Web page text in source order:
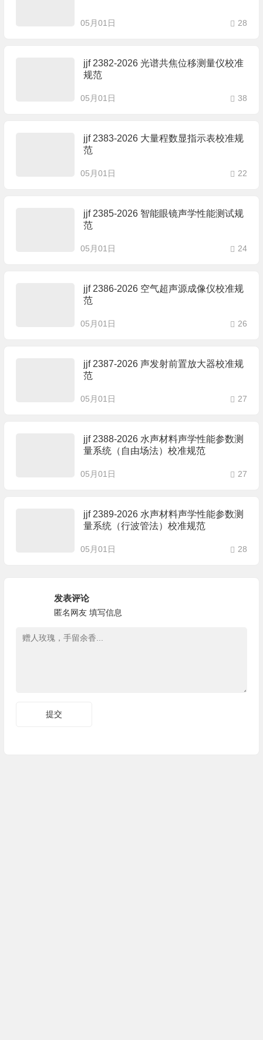
05月01日 28
jjf 2382-2026 光谱共焦位移测量仪校准
规范
05月01日 38
jjf 2383-2026 大量程数显指示表校准规
范
05月01日 22
jjf 2385-2026 智能眼镜声学性能测试规
范
05月01日 24
jjf 2386-2026 空气超声源成像仪校准规
范
05月01日 26
jjf 2387-2026 声发射前置放大器校准规
范
05月01日 27
jjf 2388-2026 水声材料声学性能参数测
量系统（自由场法）校准规范
05月01日 27
jjf 2389-2026 水声材料声学性能参数测
量系统（行波管法）校准规范
05月01日 28
发表评论
匿名网友 填写信息